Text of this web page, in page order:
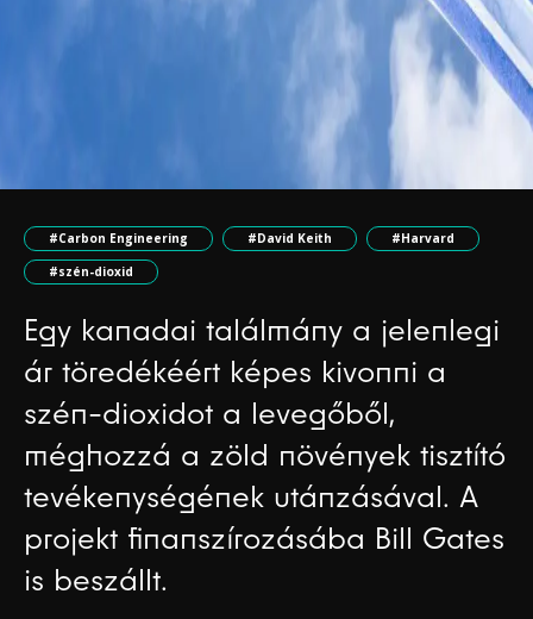
#Carbon Engineering #David Keith
#Harvard
#szén-dioxid
Egy kanadai találmány a jelenlegi
ár töredékéért képes kivonni a
szén-dioxidot a levegőből,
méghozzá a zöld növények tisztító
tevékenységének utánzásával. A
projekt finanszírozásába Bill Gates
is beszállt.